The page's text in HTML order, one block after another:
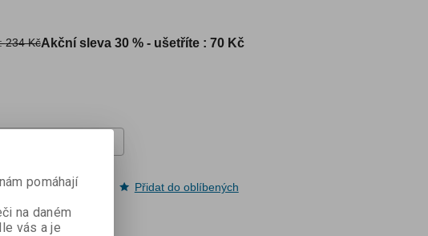
234 KčAkční sleva 30 % - ušetříte : 70 Kč
Koupit Přidat do oblíbených
pomáhají
na daném
vás a je